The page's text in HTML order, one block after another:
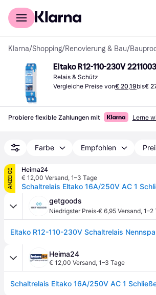
Für Shopper
Klarna/Shopping/Renovierung & Bau/
Eltako R12-110-230V
Relais & Schütz
Vergleiche Preise von€ 20,19bis€
Probiere flexible Zahlungen mit Lerne
Farbe Empfohlen
ANZEIGE
Heima24
€ 12,00 Versand, 1–3 Tage
getgoods
Niedrigster Preis·€ 6,95 Versand, 1–2
Heima24
€ 12,00 Versand, 1–3 Tage